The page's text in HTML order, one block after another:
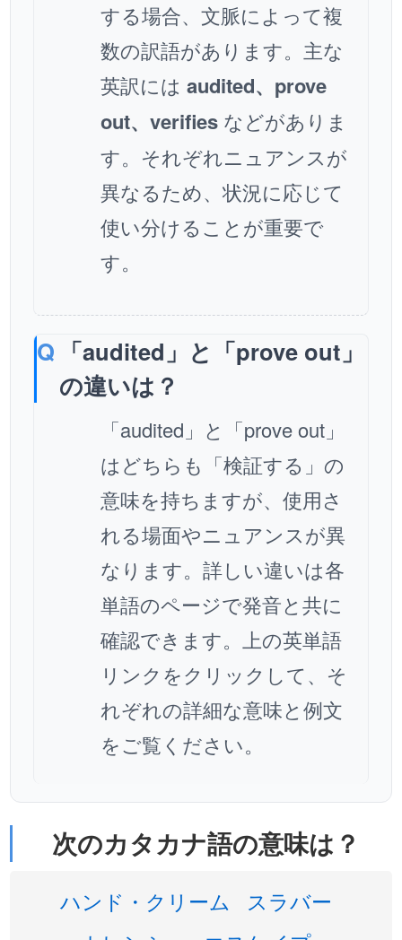
する場合、文脈によって複
数の訳語があります。主な
英訳にはaudited、prove
out、verifies などがありま
す。それぞれニュアンスが
異なるため、状況に応じて
使い分けることが重要で
す。
「audited」と「prove out」
の違いは？
「audited」と「prove out」
はどちらも「検証する」の
意味を持ちますが、使用さ
れる場面やニュアンスが異
なります。詳しい違いは各
単語のページで発音と共に
確認できます。上の英単語
リンクをクリックして、そ
れぞれの詳細な意味と例文
をご覧ください。
次のカタカナ語の意味は？
ハンド・クリーム
スラバー